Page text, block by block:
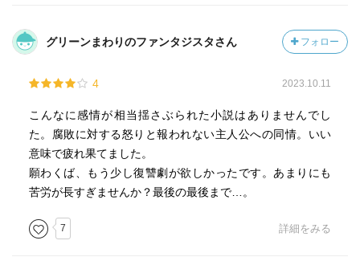
グリーンまわりのファンタジスタさん フォロー
4 2023.10.11
こんなに感情が相当揺さぶられた小説はありませんでし
た。腐敗に対する怒りと報われない主人公への同情。いい
意味で疲れ果てました。
願わくば、もう少し復讐劇が欲しかったです。あまりにも
苦労が長すぎませんか？最後の最後まで…。
7 詳細をみる